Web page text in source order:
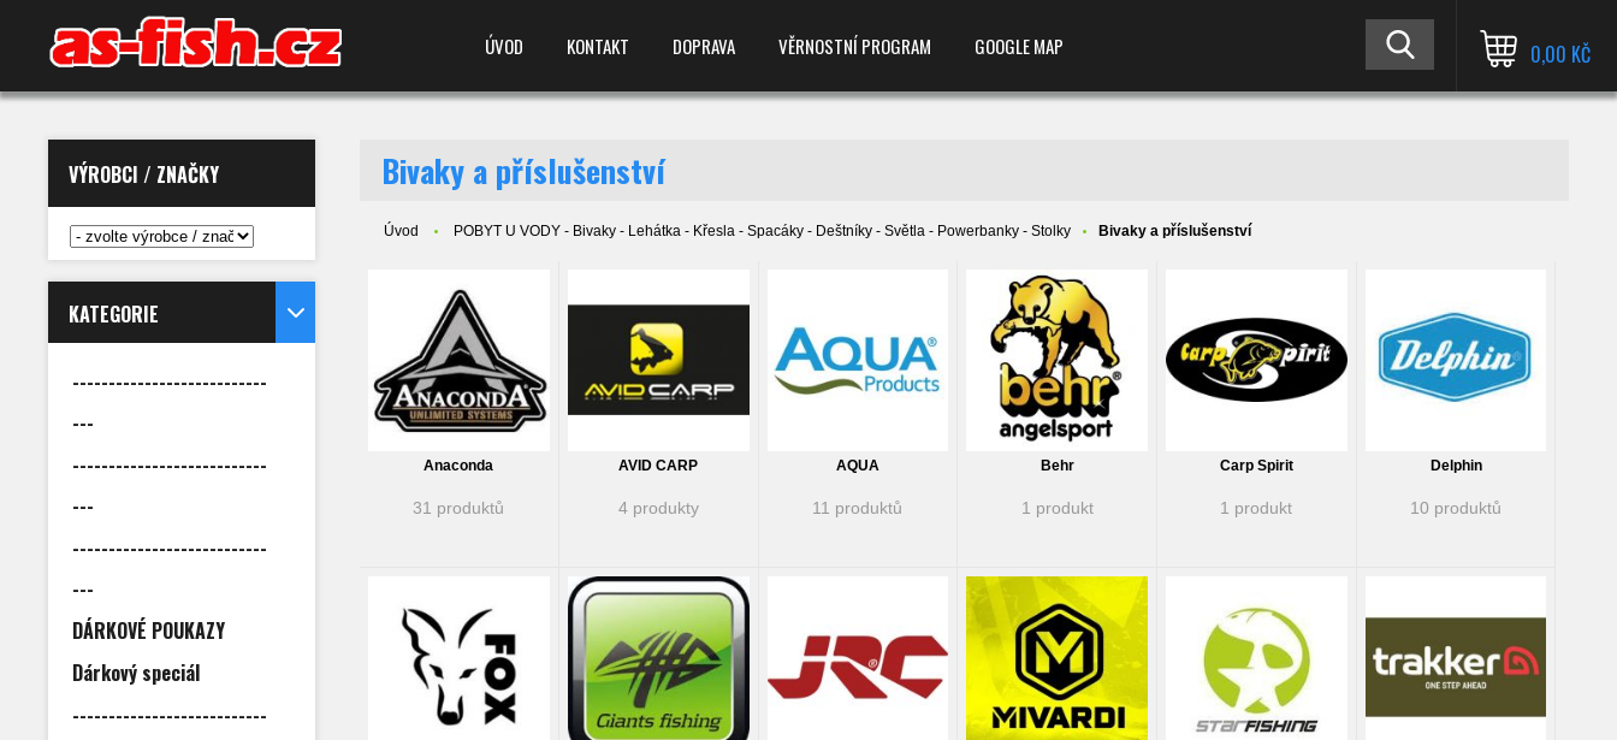
ÚVOD KONTAKT DOPRAVA VĚRNOSTNÍ PROGRAM GOOGLE MAP 0,00 KČ
VÝROBCI / ZNAČKY
KATEGORIE
---------------------------
---
---------------------------
---
---------------------------
---
DÁRKOVÉ POUKAZY
Dárkový speciál
---------------------------
Bivaky a příslušenství
Úvod POBYT U VODY - Bivaky - Lehátka - Křesla - Spacáky - Deštníky - Světla - Powerbanky - Stolky Bivaky a příslušenství
Anaconda
31 produktů
AVID CARP
4 produkty
AQUA
11 produktů
Behr
1 produkt
Carp Spirit
1 produkt
Delphin
10 produktů